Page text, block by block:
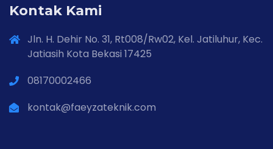
Kontak Kami
Jln. H. Dehir No. 31, Rt008/Rw02, Kel. Jatiluhur, Kec.
Jatiasih Kota Bekasi 17425
08170002466
kontak@faeyzateknik.com